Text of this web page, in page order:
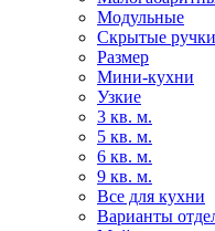
Модульные
Скрытые ручки
Размер
Мини-кухни
Узкие
3 кв. м.
5 кв. м.
6 кв. м.
9 кв. м.
Все для кухни
Варианты